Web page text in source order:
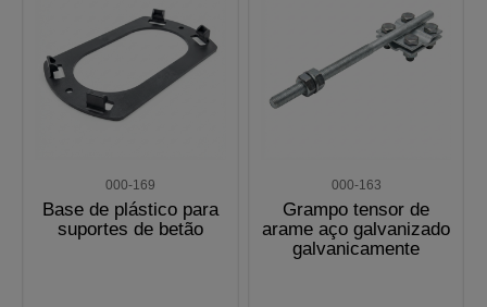
000-169
Base de plástico para
suportes de betão
000-163
Grampo tensor de
arame aço galvanizado
galvanicamente